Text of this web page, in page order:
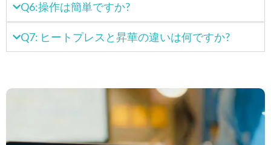
Q6:操作は簡単ですか?
Q7: ヒートプレスと昇華の違いは何ですか?